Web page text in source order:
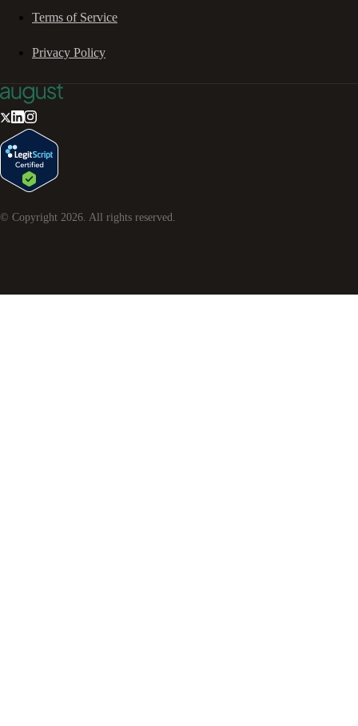
Terms of Service
Privacy Policy
© Copyright 2026 . All rights reserved.